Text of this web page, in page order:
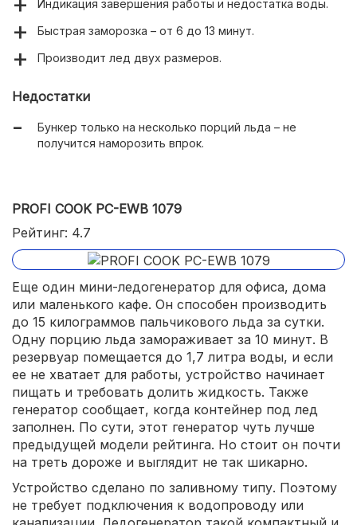
Индикация завершения работы и недостатка воды.
Быстрая заморозка – от 6 до 13 минут.
Производит лед двух размеров.
Недостатки
Бункер только на несколько порций льда – не
получится наморозить впрок.
PROFI COOK PC-EWB 1079
Рейтинг: 4.7
Еще один мини-ледогенератор для офиса, дома
или маленького кафе. Он способен производить
до 15 килограммов пальчикового льда за сутки.
Одну порцию льда замораживает за 10 минут. В
резервуар помещается до 1,7 литра воды, и если
ее не хватает для работы, устройство начинает
пищать и требовать долить жидкость. Также
генератор сообщает, когда контейнер под лед
заполнен. По сути, этот генератор чуть лучше
предыдущей модели рейтинга. Но стоит он почти
на треть дороже и выглядит не так шикарно.
Устройство сделано по заливному типу. Поэтому
не требует подключения к водопроводу или